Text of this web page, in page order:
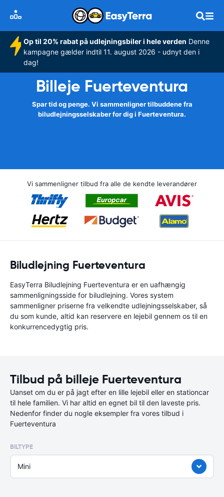
Op til 20% rabat på udlejningsbiler i hele verden Denne
kampagne gælder indtil 11. august 2026 - udnyt den i
dag!
Billeje Fuerteventura
Spar tid og penge. Vi sammenligner tilbuddene fra
biludlejningsselskaber for dig i Fuerteventura.
Vi sammenligner tilbud fra alle de kendte leverandører
Biludlejning Fuerteventura
EasyTerra Biludlejning Fuerteventura er en uafhængig
sammenligningsside for biludlejning. Vores system
sammenligner priserne fra velkendte udlejningsselskaber, så
du som kunde, altid kan reservere en lejebil gennem os til en
konkurrencedygtig pris.
Tilbud på billeje Fuerteventura
Uanset om du er på jagt efter en lille lejebil eller en stationcar
til hele familien. Vi har altid en egnet bil til den laveste pris.
Nedenfor finder du nogle eksempler fra vores tilbud i
Fuerteventura
BILTYPE
Mini